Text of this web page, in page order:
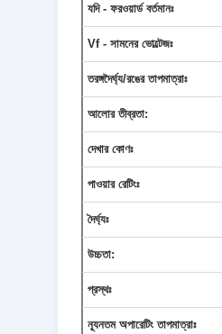
যদি - ফরওয়ার্ড বর্তমানঃ
Vf - সামনের ভোল্টেজঃ
তরঙ্গদৈর্ঘ্য/রঙের তাপমাত্রাঃ
আলোর তীব্রতা:
দেখার কোণঃ
পাওয়ার রেটিংঃ
দৈর্ঘ্যঃ
উচ্চতা:
প্রস্থঃ
ন্যূনতম অপারেটিং তাপমাত্রাঃ